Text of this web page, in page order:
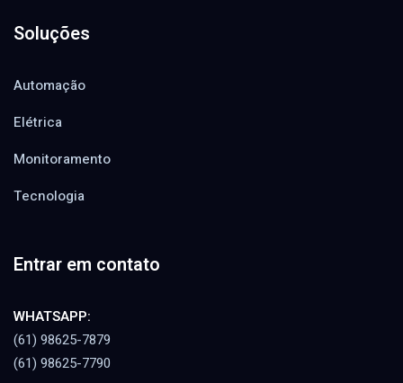
Soluções
Automação
Elétrica
Monitoramento
Tecnologia
Entrar em contato
WHATSAPP:
(61) 98625-7879
(61) 98625-7790